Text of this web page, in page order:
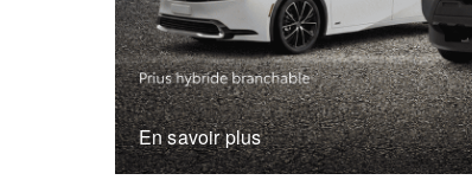
En savoir plus